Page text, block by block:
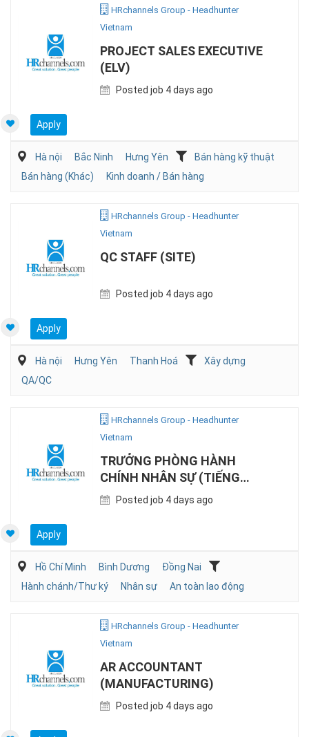
HRchannels Group - Headhunter
Vietnam
PROJECT SALES EXECUTIVE
(ELV)
Posted job 4 days ago
Apply
Hà nội Bắc Ninh Hưng Yên
Bán hàng kỹ thuật
Bán hàng (Khác)
Kinh doanh / Bán hàng
HRchannels Group - Headhunter
Vietnam
QC STAFF (SITE)
Posted job 4 days ago
Apply
Hà nội Hưng Yên Thanh Hoá
Xây dựng
QA/QC
HRchannels Group - Headhunter
Vietnam
TRƯỞNG PHÒNG HÀNH
CHÍNH NHÂN SỰ (TIẾNG
NHẬT, SẢN XUẤT)
Posted job 4 days ago
Apply
Hồ Chí Minh Bình Dương
Đồng Nai
Hành chánh/Thư ký
Nhân sự An toàn lao động
HRchannels Group - Headhunter
Vietnam
AR ACCOUNTANT
(MANUFACTURING)
Posted job 4 days ago